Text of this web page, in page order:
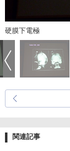
硬膜下電極
関連記事